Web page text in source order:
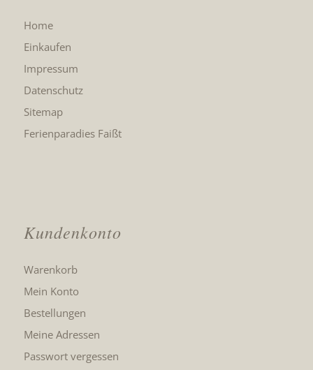
Home
Einkaufen
Impressum
Datenschutz
Sitemap
Ferienparadies Faißt
Kundenkonto
Warenkorb
Mein Konto
Bestellungen
Meine Adressen
Passwort vergessen